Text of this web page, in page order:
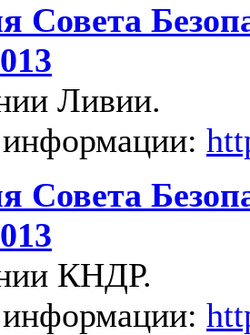
Совета
Ливии.
Совета
КНДР.